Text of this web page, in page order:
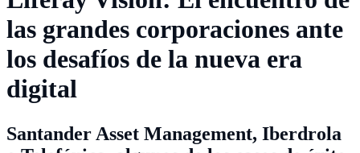
las grandes corporaciones ante
los desafíos de la nueva era
digital
Santander Asset Management, Iberdrola